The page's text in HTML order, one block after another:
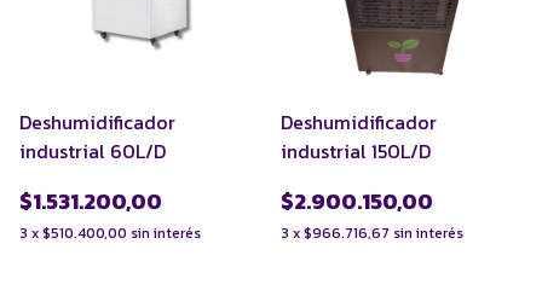
Deshumidificador
industrial 60L/D
$1.531.200,00
3 x$510.400,00 sin interés
Deshumidificador
industrial 150L/D
$2.900.150,00
3 x$966.716,67 sin interés